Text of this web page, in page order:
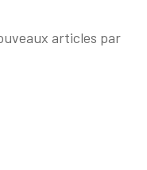
articles par